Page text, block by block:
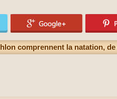
comprennent la natation,